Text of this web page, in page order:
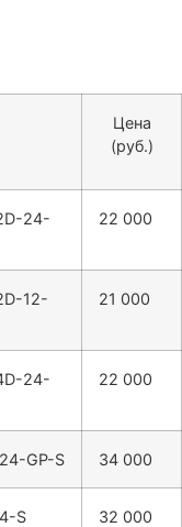
Цена
(руб.)
24-
22 000
12-
21 000
24-
22 000
GP-S 34 000
S 32 000